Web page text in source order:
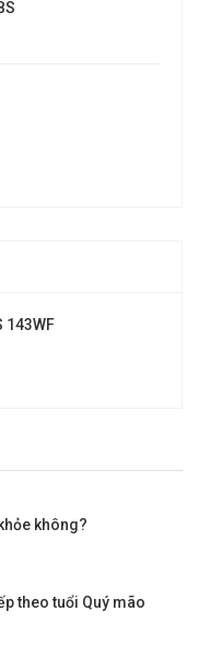
143WF
không?
theo tuổi Quý mão